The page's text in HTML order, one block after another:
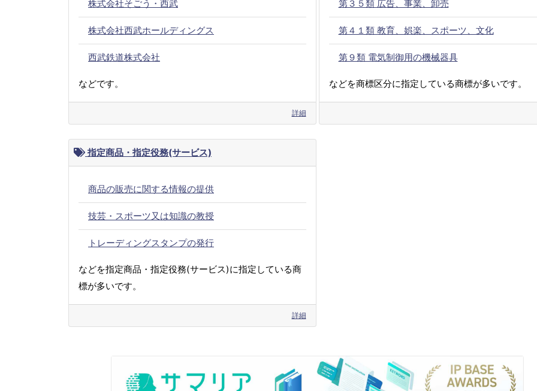
株式会社そごう・西武
株式会社西武ホールディングス
西武鉄道株式会社
などです。
詳細
第３５類 広告、事業、卸売
第４１類 教育、娯楽、スポーツ、文化
第９類 電気制御用の機械器具
などを商標区分に指定している商標が多いです。
指定商品・指定役務(サービス)
商品の販売に関する情報の提供
技芸・スポーツ又は知識の教授
トレーディングスタンプの発行
などを指定商品・指定役務(サービス)に指定している商
標が多いです。
詳細